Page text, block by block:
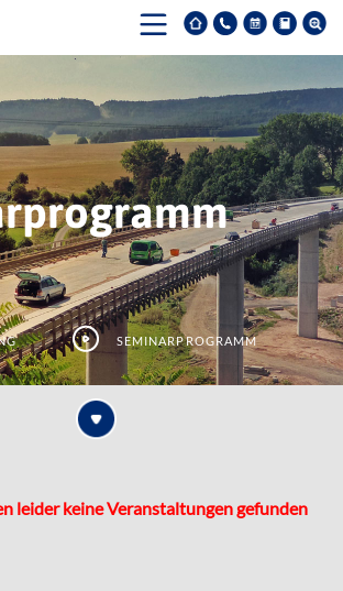
Seminarprogramm
leider keine Veranstaltungen gefunden